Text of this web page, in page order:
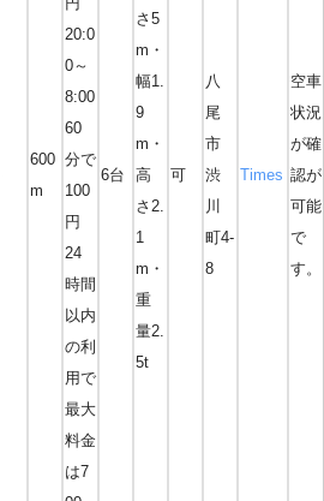
600
m
20:0
0～
8:00
60
分で
100
円
24
時間
以内
の利
用で
最大
料金
は7
6台
さ5
m・
幅1.
9
m・
高
さ2.
1
m・
重
量2.
5t
可
八
尾
市
渋
川
町4-
8
Times
空車
状況
が確
認が
可能
で
す。